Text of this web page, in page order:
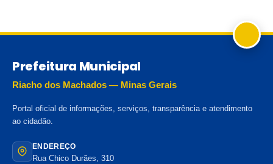
Prefeitura Municipal
Riacho dos Machados — Minas Gerais
Portal oficial de informações, serviços, transparência e atendimento
ao cidadão.
ENDEREÇO
Rua Chico Durães, 310